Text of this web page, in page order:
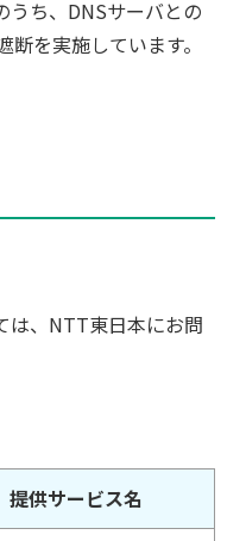
うち、DNSサーバとの
を実施しています。
は、NTT東日本にお問
供サービス名